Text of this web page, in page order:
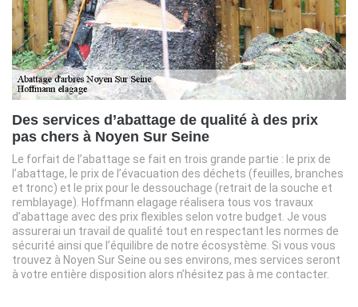
Des services d’abattage de qualité à des prix
pas chers à Noyen Sur Seine
Le forfait de l’abattage se fait en trois grande partie : le prix de
l’abattage, le prix de l’évacuation des déchets (feuilles, branches
et tronc) et le prix pour le dessouchage (retrait de la souche et
remblayage). Hoffmann elagage réalisera tous vos travaux
d’abattage avec des prix flexibles selon votre budget. Je vous
assurerai un travail de qualité tout en respectant les normes de
sécurité ainsi que l’équilibre de notre écosystème. Si vous vous
trouvez à Noyen Sur Seine ou ses environs, mes services seront
à votre entière disposition alors n’hésitez pas à me contacter.